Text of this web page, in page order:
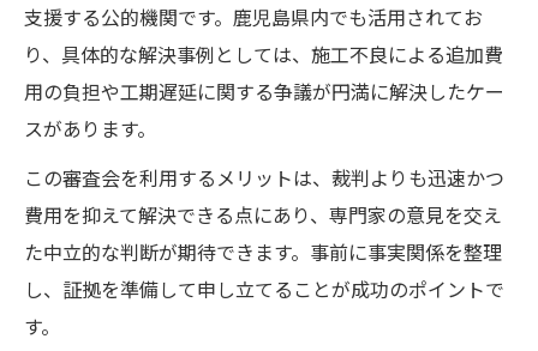
支援する公的機関です。鹿児島県内でも活用されてお
り、具体的な解決事例としては、施工不良による追加費
用の負担や工期遅延に関する争議が円満に解決したケー
スがあります。
この審査会を利用するメリットは、裁判よりも迅速かつ
費用を抑えて解決できる点にあり、専門家の意見を交え
た中立的な判断が期待できます。事前に事実関係を整理
し、証拠を準備して申し立てることが成功のポイントで
す。